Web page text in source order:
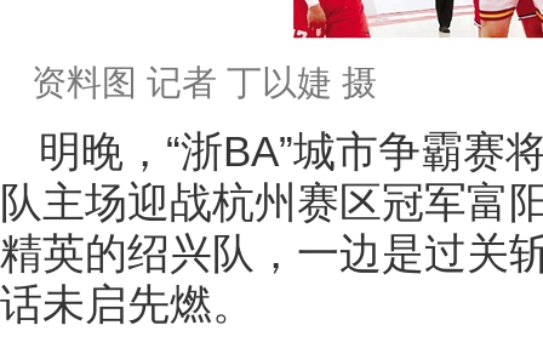
资料图 记者 丁以婕 摄
明晚，“浙BA”城市争霸
队主场迎战杭州赛区冠军富
精英的绍兴队，一边是过关
话未启先燃。